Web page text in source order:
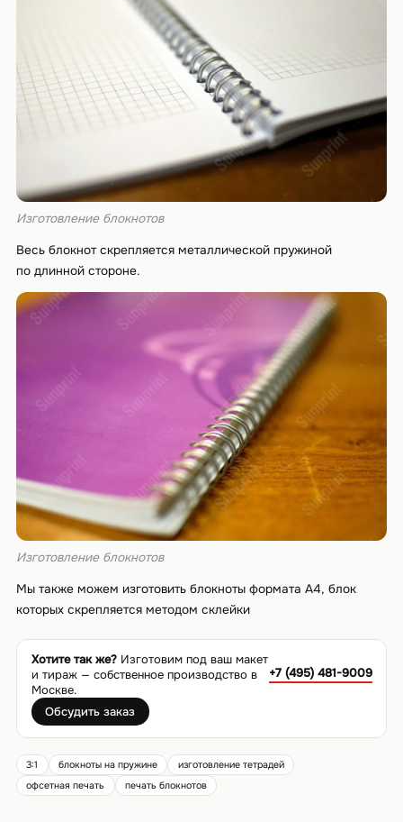
Изготовление блокнотов
Весь блокнот скрепляется металлической пружиной
по длинной стороне.
Изготовление блокнотов
Мы также можем изготовить блокноты формата А4, блок
которых скрепляется методом склейки
Хотите так же?Изготовим под ваш макет
и тираж — собственное производство в
Москве.
+7 (495) 481-9009
Обсудить заказ
3:1 блокноты на пружине
изготовление тетрадей
офсетная печать
печать блокнотов